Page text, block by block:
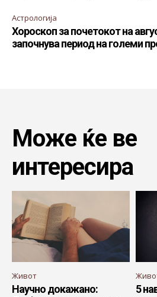
Астрологија
Хороскоп за почетокот на
започнува период на големи
Може ќе ве
интересира
Живот
Научно докажано:
5